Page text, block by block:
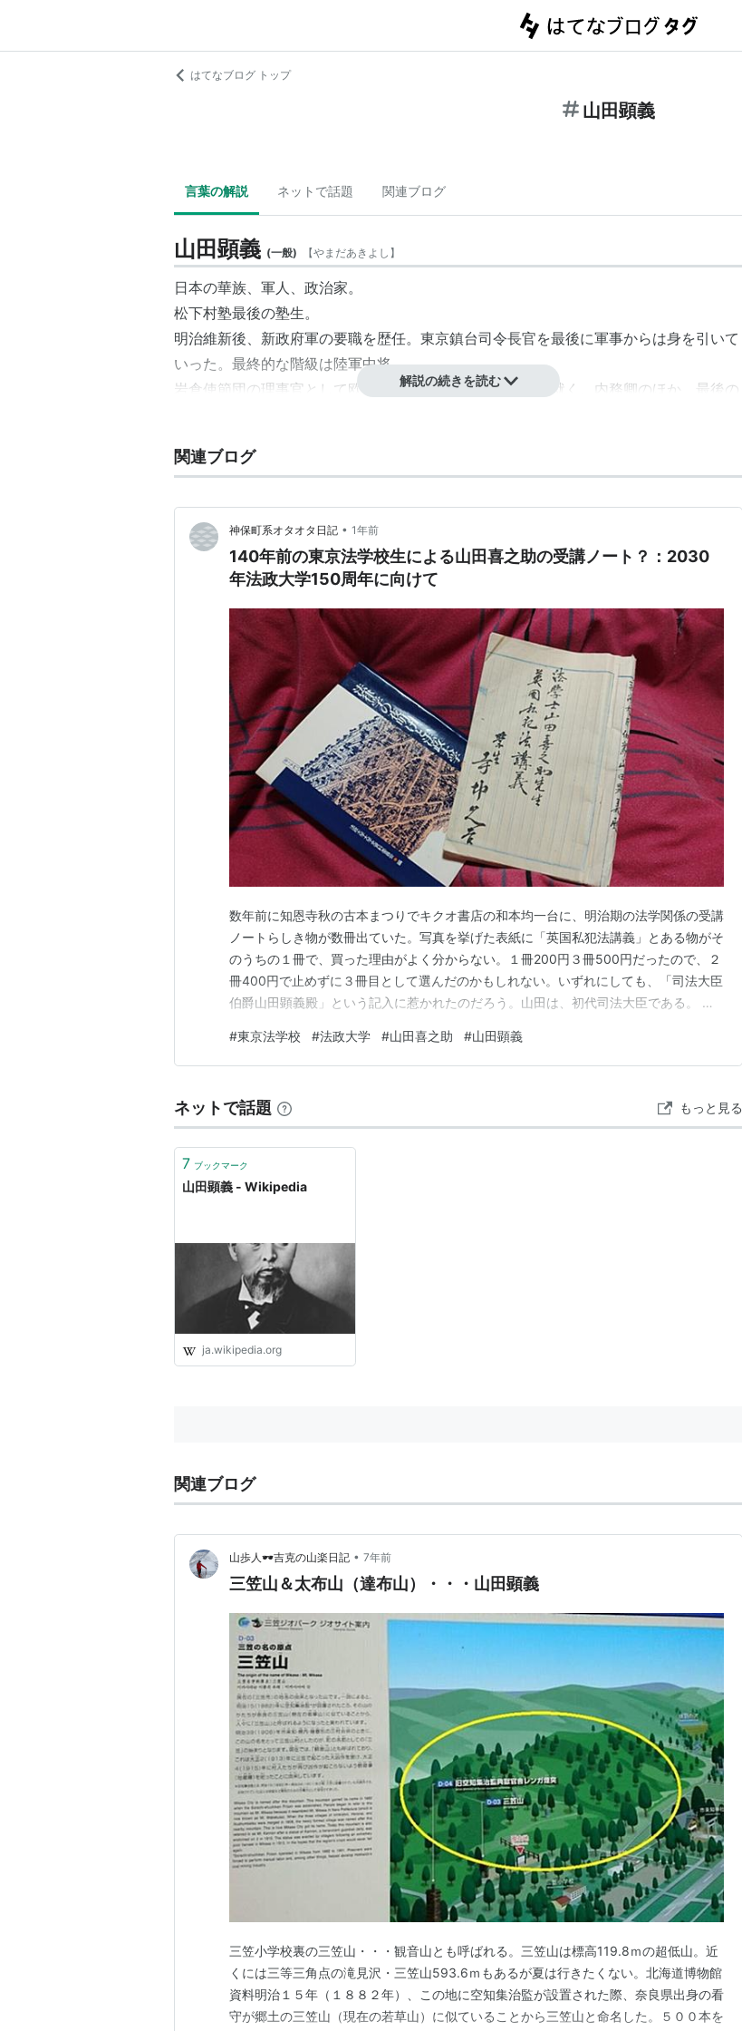
はてなブログ トップ
山田顕義
言葉の解説 ネットで話題 関連ブログ
山田顕義 (一般) 【やまだあきよし 】
日本の華族、軍人、政治家。
松下村塾最後の塾生。
明治維新後、新政府軍の要職を歴任。東京鎮台司令長官を最後に軍事からは身を引いて
いった。最終的な階級は陸軍中将。
岩倉使節団の理事官として欧米を視察後、政府内の要職に就く。内務卿のほか、最後の
日本法律学校（現日本大学）、國學院大学の創始者でもある。
解説の続きを読む
関連ブログ
神保町系オタオタ日記 • 1年前
140年前の東京法学校生による山田喜之助の受講ノート？：2030
年法政大学150周年に向けて
数年前に知恩寺秋の古本まつりでキクオ書店の和本均一台に、明治期の法学関係の受講
ノートらしき物が数冊出ていた。写真を挙げた表紙に「英国私犯法講義」とある物がそ
のうちの１冊で、買った理由がよく分からない。１冊200円３冊500円だったので、２
冊400円で止めずに３冊目として選んだのかもしれない。いずれにしても、「司法大臣
伯爵山田顕義殿」という記入に惹かれたのだろう。山田は、初代司法大臣である。 た
のはない。また、当該記入は袋綴じの背表紙に当たり、別の大臣宛提出用の反古を袋綴
じ用に使っただけかもしれない*1。 表紙には、「…
#東京法学校 #法政大学 #山田喜之助 #山田顕義
ネットで話題 もっと見る
7 ブックマーク
山田顕義 - Wikipedia
ja.wikipedia.org
関連ブログ
山歩人🕶吉克の山楽日記 • 7年前
三笠山＆太布山（達布山）・・・山田顕義
三笠小学校裏の三笠山・・・観音山とも呼ばれる。三笠山は標高119.8ｍの超低山。近
くには三等三角点の滝見沢・三笠山593.6ｍもあるが夏は行きたくない。北海道博物館
資料明治１５年（１８８２年）、この地に空知集治監が設置された際、奈良県出身の看
守が郷土の三笠山（現在の若草山）に似ていることから三笠山と命名した。５００本を